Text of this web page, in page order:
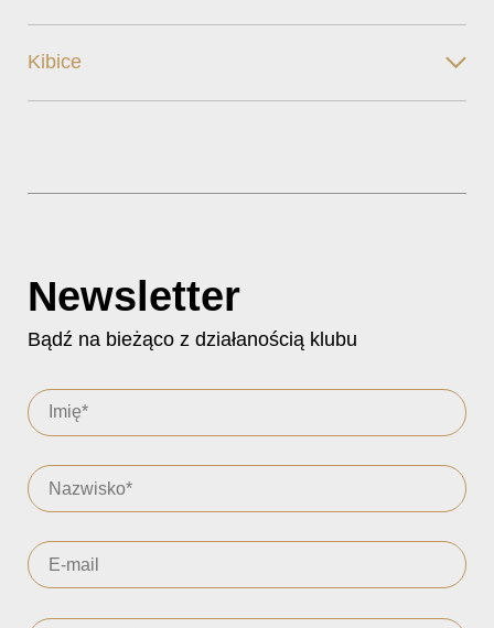
Kibice
Newsletter
Bądź na bieżąco z działanością klubu